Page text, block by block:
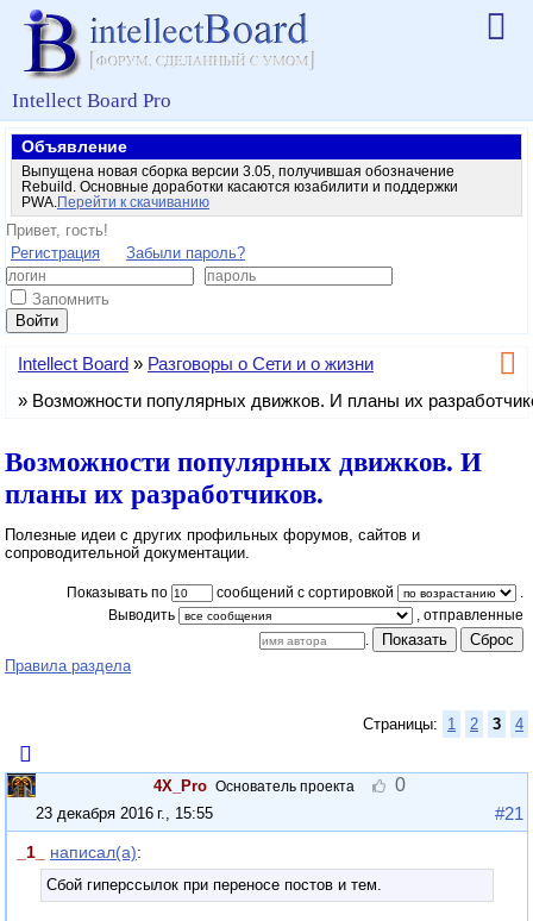
Intellect Board Pro
Объявление
Выпущена новая сборка версии 3.05, получившая обозначение
Rebuild. Основные доработки касаются юзабилити и поддержки
PWA. Перейти к скачиванию
Привет, гость!
Регистрация
Забыли пароль?
Запомнить
Войти
Intellect Board » Разговоры о Сети и о жизни
» Возможности популярных движков. И планы их
Возможности популярных движков. И
планы их разработчиков.
Полезные идеи с других профильных форумов, сайтов и
сопроводительной документации.
Показывать по сообщений с сортировкой
Выводить
Показать
Сброс
Правила раздела
Страницы: 1 2 3 4
4X_Pro Основатель проекта 0
23 декабря 2016 г., 15:55 #21
_1_ написал(а):
Сбой гиперссылок при переносе постов и тем.